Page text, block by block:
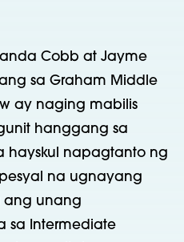
Cobb at Jayme
sa Graham Middle
ay naging mabilis
hanggang sa
hayskul napagtanto ng
na ugnayang
ang unang
sa Intermediate